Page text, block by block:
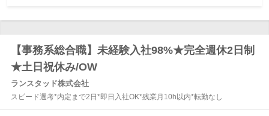
【事務系総合職】未経験入社98%★完全週休2日制
★土日祝休み/OW
ランスタッド株式会社
スピード選考*内定まで2日*即日入社OK*残業月10h以内*転勤なし